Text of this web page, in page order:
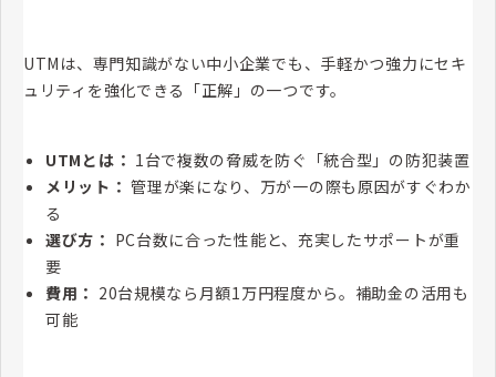
UTMは、専門知識がない中小企業でも、手軽かつ強力にセキ
ュリティを強化できる「正解」の一つです。
UTMとは： 1台で複数の脅威を防ぐ「統合型」の防犯装置
メリット： 管理が楽になり、万が一の際も原因がすぐわか
る
選び方： PC台数に合った性能と、充実したサポートが重
要
費用： 20台規模なら月額1万円程度から。補助金の活用も
可能